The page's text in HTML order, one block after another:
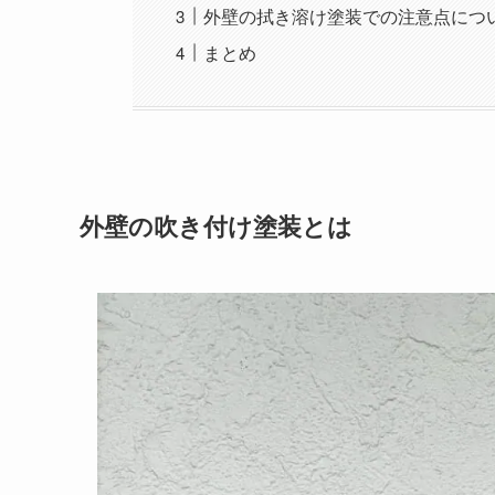
外壁の拭き溶け塗装での注意点につ
まとめ
外壁の吹き付け塗装とは